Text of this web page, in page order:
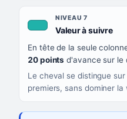
NIVEAU 7
Valeur à suivre,
En tête de la seule
20 points d'avance sur le
Le cheval se distingue
premiers, sans dominer la